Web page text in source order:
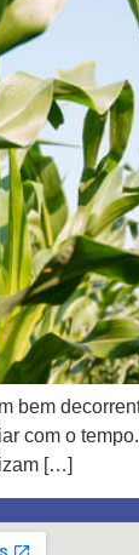
bem
com o
[…]